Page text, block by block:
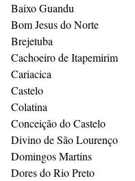
Baixo Guandu
Bom Jesus do Norte
Brejetuba
Cachoeiro de Itapemirim
Cariacica
Castelo
Colatina
Conceição do Castelo
Divino de São Lourenço
Domingos Martins
Dores do Rio Preto